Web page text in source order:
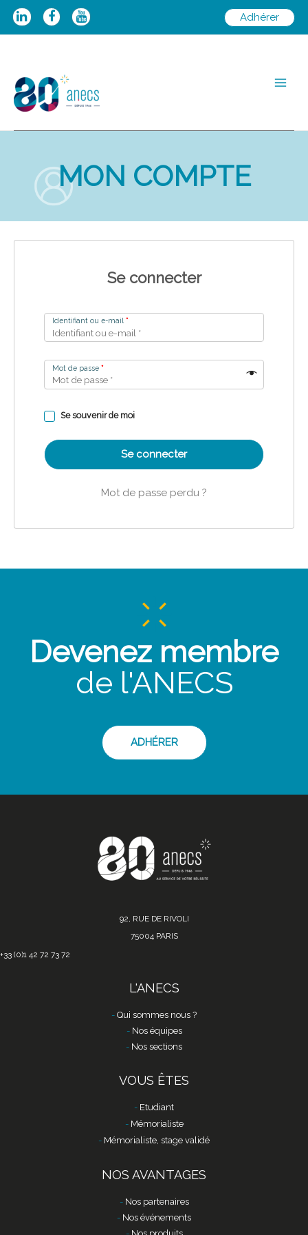
Aller
Adhérer
MON COMPTE
Se connecter
Identifiant ou e-mail *
Mot de passe *
Se souvenir de moi
Se connecter
Mot de passe perdu ?
Devenez membre
de l'ANECS
ADHÉRER
92, RUE DE RIVOLI
75004 PARIS
+33 (0)1 42 72 73 72
L'ANECS
Qui sommes nous ?
Nos équipes
Nos sections
VOUS ÊTES
Etudiant
Mémorialiste
Mémorialiste, stage validé
NOS AVANTAGES
Nos partenaires
Nos événements